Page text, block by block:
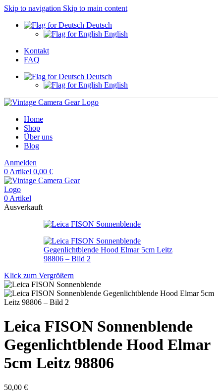
Skip to navigation Skip to main content
Deutsch
English
Kontakt
FAQ
Deutsch
English
Home
Shop
Über uns
Blog
Anmelden
0 Artikel 0,00 €
0 Artikel
Ausverkauft
Klick zum Vergrößern
Leica FISON Sonnenblende
Gegenlichtblende Hood Elmar
5cm Leitz 98806
50,00 €